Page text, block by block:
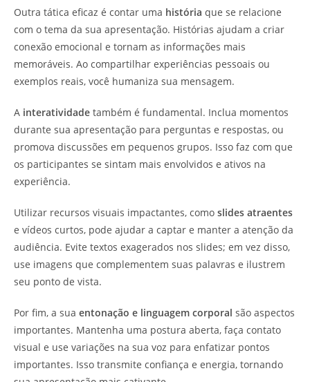
Outra tática eficaz é contar uma história que se relacione
com o tema da sua apresentação. Histórias ajudam a criar
conexão emocional e tornam as informações mais
memoráveis. Ao compartilhar experiências pessoais ou
exemplos reais, você humaniza sua mensagem.
A interatividade também é fundamental. Inclua momentos
durante sua apresentação para perguntas e respostas, ou
promova discussões em pequenos grupos. Isso faz com que
os participantes se sintam mais envolvidos e ativos na
experiência.
Utilizar recursos visuais impactantes, como slides atraentes
e vídeos curtos, pode ajudar a captar e manter a atenção da
audiência. Evite textos exagerados nos slides; em vez disso,
use imagens que complementem suas palavras e ilustrem
seu ponto de vista.
Por fim, a sua entonação e linguagem corporal são aspectos
importantes. Mantenha uma postura aberta, faça contato
visual e use variações na sua voz para enfatizar pontos
importantes. Isso transmite confiança e energia, tornando